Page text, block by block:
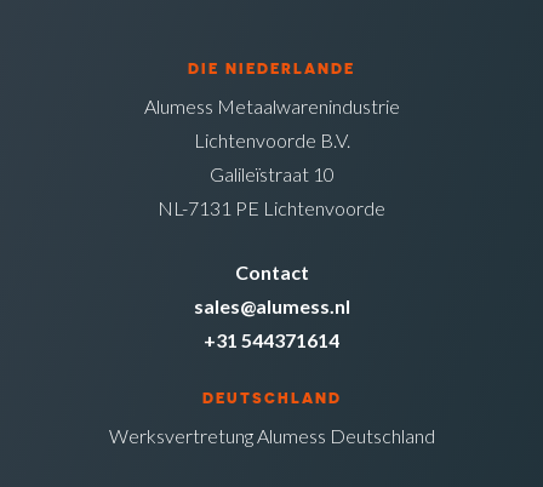
DIE NIEDERLANDE
Alumess Metaalwarenindustrie
Lichtenvoorde B.V.
Galileïstraat 10
NL-7131 PE Lichtenvoorde
Contact
sales@alumess.nl
+31 544371614
DEUTSCHLAND
Werksvertretung Alumess Deutschland